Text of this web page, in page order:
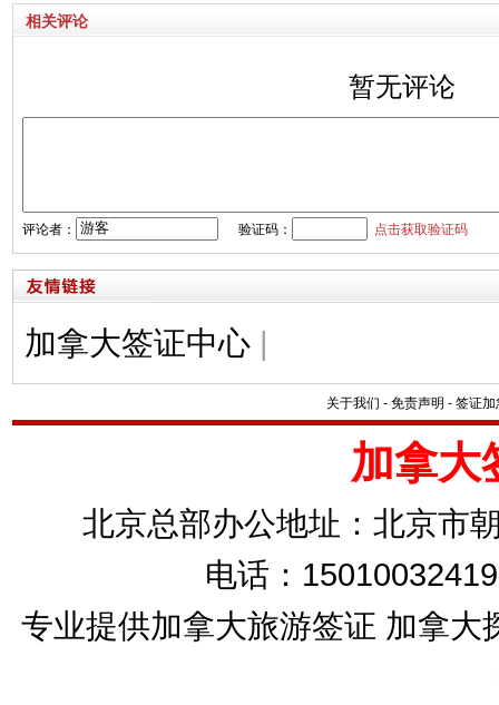
相关评论
暂无评论
评论者： 验证码： 点击获取验证码
加拿大签证中心 |
关于我们 - 免责声明 - 签证加
加拿大
北京总部办公地址：北京市
电话：
专业提供加拿大旅游签证 加拿